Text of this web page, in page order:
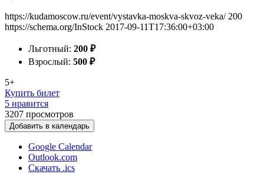
https://kudamoscow.ru/event/vystavka-moskva-skvoz-veka/ 200
https://schema.org/InStock 2017-09-11T17:36:00+03:00
Льготный: 200 ₽
Взрослый: 500 ₽
5+
Купить билет
5 нравится
3207 просмотров
Добавить в календарь
Google Calendar
Outlook.com
Скачать .ics